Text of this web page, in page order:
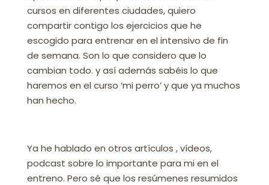
cursos en diferentes ciudades, quiero
compartir contigo los ejercicios que he
escogido para entrenar en el intensivo de fin
de semana. Son lo que considero que lo
cambian todo. y así además sabéis lo que
haremos en el curso ‘mi perro’ y que ya muchos
han hecho.
Ya he hablado en otros artículos , vídeos,
podcast sobre lo importante para mi en el
entreno. Pero sé que los resúmenes resumidos